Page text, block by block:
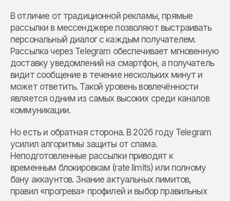
В отличие от традиционной рекламы, прямые
рассылки в мессенджере позволяют выстраивать
персональный диалог с каждым получателем.
Рассылка через Telegram обеспечивает мгновенную
доставку уведомлений на смартфон, а получатель
видит сообщение в течение нескольких минут и
может ответить. Такой уровень вовлечённости
является одним из самых высоких среди каналов
коммуникации.
Но есть и обратная сторона. В 2026 году Telegram
усилил алгоритмы защиты от спама.
Неподготовленные рассылки приводят к
временным блокировкам (rate limits) или полному
бану аккаунтов. Знание актуальных лимитов,
правил «прогрева» профилей и выбор правильных